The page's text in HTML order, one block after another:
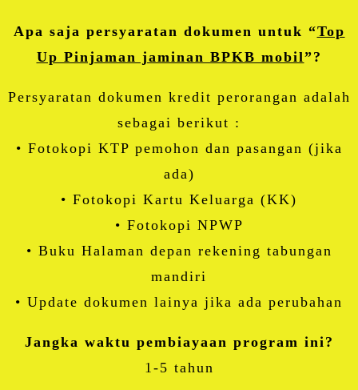
Apa saja persyaratan dokumen untuk “Top
Up Pinjaman jaminan BPKB mobil”?
Persyaratan dokumen kredit perorangan adalah
sebagai berikut :
• Fotokopi KTP pemohon dan pasangan (jika
ada)
• Fotokopi Kartu Keluarga (KK)
• Fotokopi NPWP
• Buku Halaman depan rekening tabungan
mandiri
• Update dokumen lainya jika ada perubahan
Jangka waktu pembiayaan program ini?
1-5 tahun